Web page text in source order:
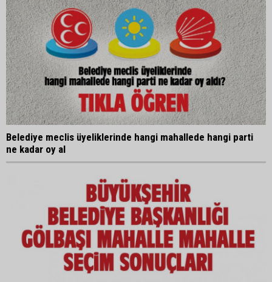
Belediye meclis üyeliklerinde hangi mahallede hangi parti
ne kadar oy al